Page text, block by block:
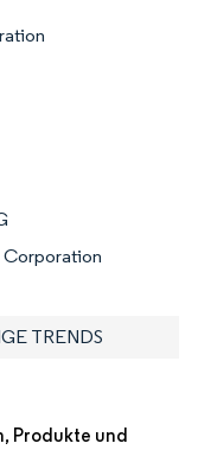
Corporation
TRENDS
Produkte und